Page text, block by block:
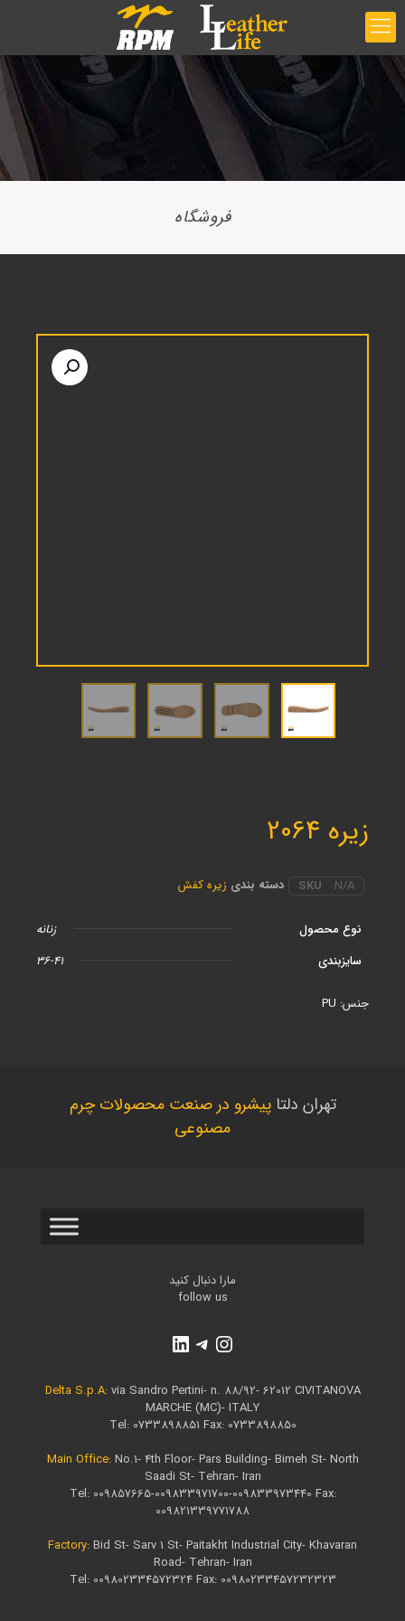
فروشگاه
زیره 2064
SKU N/A دسته بندی زیره کفش
نوع محصول
زنانه
سایزبندی
36-41
جنس: PU
تهران دلتاپیشرو در صنعت محصولات چرم
مصنوعی
مارا دنبال کنید
follow us
Delta S.p.A:via Sandro Pertini- n. 88/92- 62012 CIVITANOVA
MARCHE (MC)- ITALY
Tel: 0733898851 Fax: 0733898850
Main Office​:No.1- 4th Floor- Pars Building- Bimeh St- North
Saadi St- Tehran- Iran
Tel: 009857665-009833971700-009833973440 Fax:
009821339771788
Factory:Bid St- Sarv 1 St- Paitakht Industrial City- Khavaran
Road- Tehran- Iran
Tel: 009802334572324 Fax: 00980233457232323